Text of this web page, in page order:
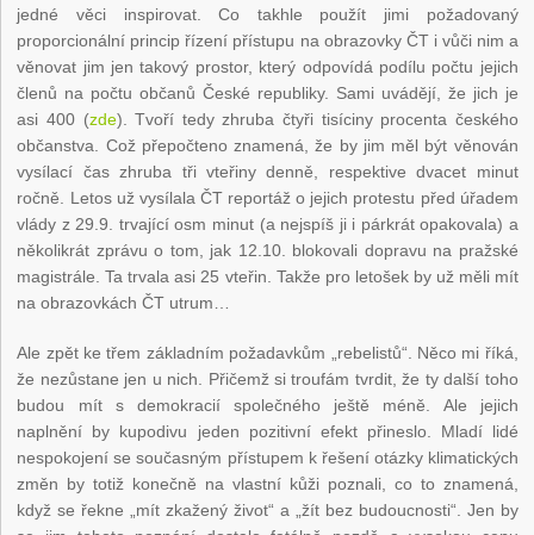
jedné věci inspirovat. Co takhle použít jimi požadovaný
proporcionální princip řízení přístupu na obrazovky ČT i vůči nim a
věnovat jim jen takový prostor, který odpovídá podílu počtu jejich
členů na počtu občanů České republiky. Sami uvádějí, že jich je
asi 400 (zde). Tvoří tedy zhruba čtyři tisíciny procenta českého
občanstva. Což přepočteno znamená, že by jim měl být věnován
vysílací čas zhruba tři vteřiny denně, respektive dvacet minut
ročně. Letos už vysílala ČT reportáž o jejich protestu před úřadem
vlády z 29.9. trvající osm minut (a nejspíš ji i párkrát opakovala) a
několikrát zprávu o tom, jak 12.10. blokovali dopravu na pražské
magistrále. Ta trvala asi 25 vteřin. Takže pro letošek by už měli mít
na obrazovkách ČT utrum…
Ale zpět ke třem základním požadavkům „rebelistů“. Něco mi říká,
že nezůstane jen u nich. Přičemž si troufám tvrdit, že ty další toho
budou mít s demokracií společného ještě méně. Ale jejich
naplnění by kupodivu jeden pozitivní efekt přineslo. Mladí lidé
nespokojení se současným přístupem k řešení otázky klimatických
změn by totiž konečně na vlastní kůži poznali, co to znamená,
když se řekne „mít zkažený život“ a „žít bez budoucnosti“. Jen by